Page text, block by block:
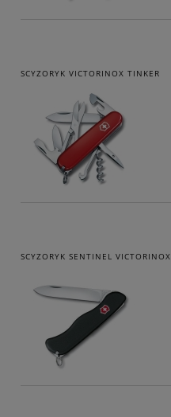
SCYZORYK VICTORINOX TINKER
SCYZORYK SENTINEL VICTORINOX